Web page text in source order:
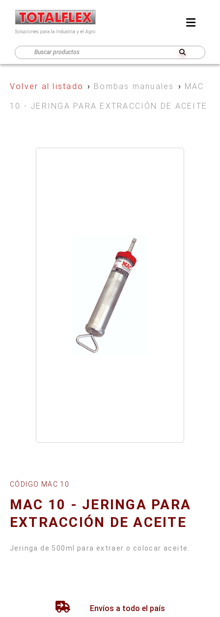
Volver al listado › Bombas manuales › MAC
10 - JERINGA PARA EXTRACCIÓN DE ACEITE
CÓDIGO MAC 10
MAC 10 - JERINGA PARA
EXTRACCIÓN DE ACEITE
Jeringa de 500ml para extraer o colocar aceite.
Envíos a todo el país